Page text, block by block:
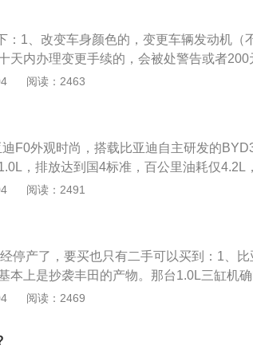
要求那个。因为不现实。在这个价位上（低
呢；3、比亚迪F0已经做的很好了。有着可
发动机，有着夏天冷气够足的空调，满足
：1、改变车身颜色的，变更车辆发动机（
天内办理变更手续的，会被处警告或者200
改装车辆排气管，增加车辆后导流翼，增
围防护装置的，责令恢复原状，并处警告或
阅读：2463
F0外观时尚，搭载比亚迪自主研发的
，排放达到国4标准，百公里油耗仅4.2L
、动力转向等一应俱全；2、比亚迪F0吸收
体式掀背行李箱门、背门玻璃雨刮器、顺风
阅读：2491
停产了，要买也只有二手可以买到：1、
本上是抄袭丰田的产物。那台1.0L三缸机
挡款的卖的比较好。另有AMT款序列变速箱
要求那个。因为不现实。在这个价位上（低
阅读：2469